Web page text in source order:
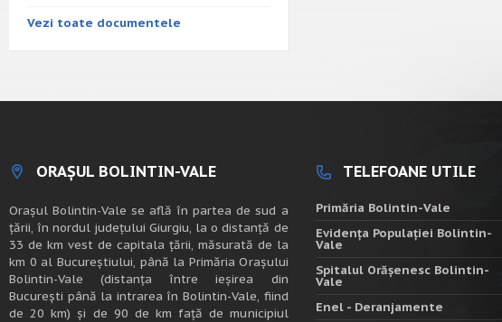
Vezi toate documentele
ORAȘUL BOLINTIN-VALE
Oraşul Bolintin-Vale se află în partea de sud a
ţării, în nordul judeţului Giurgiu, la o distanţă de
33 de km vest de capitala țării, măsurată de la
km 0 al Bucureștiului, până la Primăria Orașului
Bolintin-Vale (distanța între ieșirea din
București până la intrarea în Bolintin-Vale, fiind
de 20 km) şi de 90 de km faţă de municipiul
TELEFOANE UTILE
Primăria Bolintin-Vale
Evidența Populației Bolintin-
Vale
Spitalul Orășenesc Bolintin-
Vale
Enel - Deranjamente